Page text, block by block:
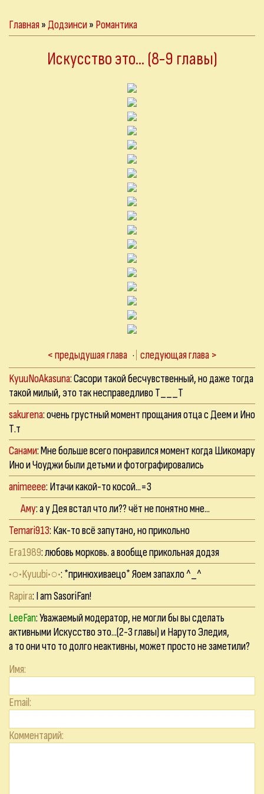
Главная»Додзинси» Романтика
Искусство это... (8-9 главы)
< предыдушая глава · следующая глава >
KyuuNoAkasuna: Сасори такой бесчувственный, но даже тогда
такой милый, это так несправедливо Т___Т
sakurena: очень грустный момент прощания отца с Деем и Ино
Т.т
Санами: Мне больше всего понравился момент когда Шикомару
Ино и Чоуджи были детьми и фотографировались
animeeee: Итачи какой-то косой...=3
Аму: а у Дея встал что ли?? чёт не понятно мне...
Temari913: Как-то всё запутано, но прикольно
Era1989: любовь морковь. а вообще прикольная додзя
•○•Kyuubi•○•: *принюхиваецо* Яоем запахло ^_^
Rapira: I am SasoriFan!
LeeFan: Уважаемый модератор, не могли бы вы сделать
активными Искусство это...(2-3 главы) и Наруто Эледия,
а то они что то долго неактивны, может просто не заметили?
Имя:
Email:
Комментарий: